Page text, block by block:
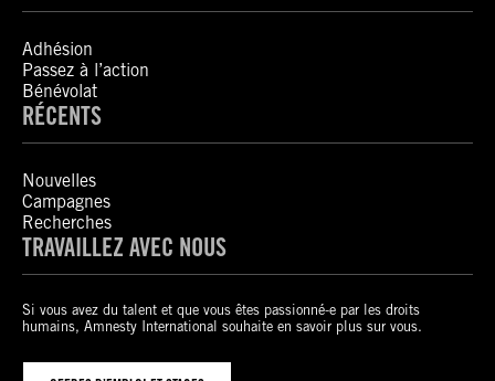
Adhésion
Passez à l’action
Bénévolat
RÉCENTS
Nouvelles
Campagnes
Recherches
TRAVAILLEZ AVEC NOUS
Si vous avez du talent et que vous êtes passionné-e par les droits
humains, Amnesty International souhaite en savoir plus sur vous.